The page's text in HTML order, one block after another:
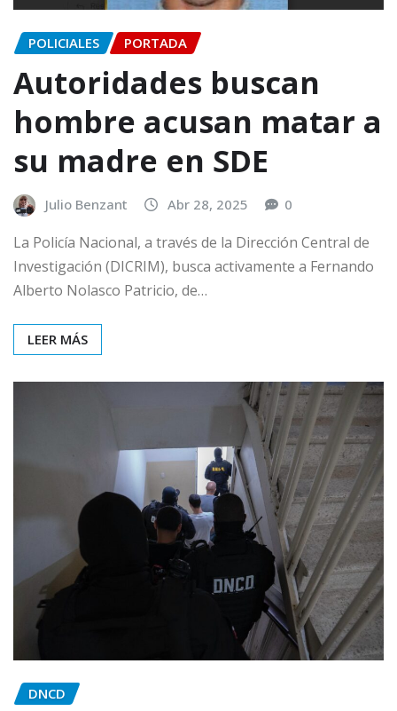
POLICIALES PORTADA
Autoridades buscan
hombre acusan matar a
su madre en SDE
Julio Benzant Abr 28, 2025 0
La Policía Nacional, a través de la Dirección Central de
Investigación (DICRIM), busca activamente a Fernando
Alberto Nolasco Patricio, de…
LEER MÁS
DNCD